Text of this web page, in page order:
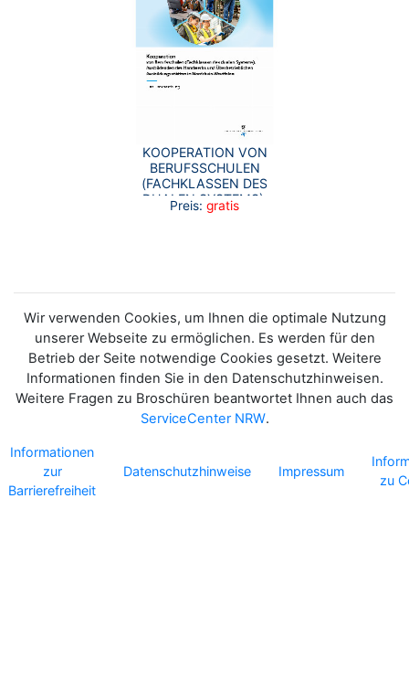
KOOPERATION VON
BERUFSSCHULEN
(FACHKLASSEN DES
DUALEN SYSTEMS),
AUSBILDENDEN DES
HANDREICHUNG
Preis: gratis
Wir verwenden Cookies, um Ihnen die optimale Nutzung
unserer Webseite zu ermöglichen. Es werden für den
Betrieb der Seite notwendige Cookies gesetzt. Weitere
Informationen finden Sie in den Datenschutzhinweisen.
Weitere Fragen zu Broschüren beantwortet Ihnen auch das
ServiceCenter NRW.
Informationen
zur
Barrierefreiheit
Datenschutzhinweise Impressum
zu